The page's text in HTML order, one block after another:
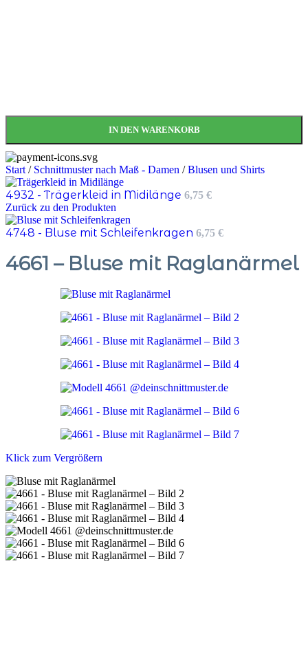
IN DEN WARENKORB
Start / Schnittmuster nach Maß - Damen / Blusen und Shirts
4932 - Trägerkleid in Midilänge 6,75 €
Zurück zu den Produkten
4748 - Bluse mit Schleifenkragen 6,75 €
4661 – Bluse mit Raglanärmel
Klick zum Vergrößern